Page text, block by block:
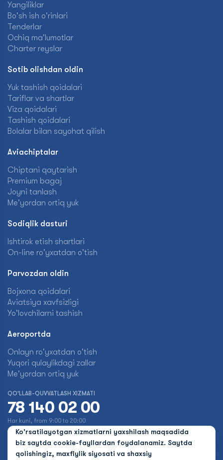
Ko'rsatilayotgan xizmatlarni yaxshilash maqsadida
biz saytda cookie-fayllardan foydalanamiz. Saytda
qolishingiz, maxfiylik siyosati va shaxsiy
Yangiliklar
Bo'sh ish o'rinlari
Tenderlar
Ochiq ma'lumotlar
Charter reyslar
Sotib olishdan oldin
Yuk tashish qoidalari
Tariflar va shartlar
Viza qoidalari
Tashish qoidalari
Bolalar bilan sayohat qilish
Aviachiptalar
Chiptani qaytarish
Premium bagaj
Joyni tanlash
Me'yordan ortiq yuk
Sodiqlik dasturi
Ishtirok etish shartlari
On-line ro'yxatdan o'tish
Parvozdan oldin
Bojxona qoidalari
Aviatsiya xavfsizligi
Yo'lovchilarni tashish
Aeroportda
Onlayn ro'yxatdan o'tish
Yuqori qulaylikdagi zallar
Me'yordan ortiq yuk
QO'LLAB-QUVVATLASH XIZMATI
78 140 02 00
Har kuni, from 9:00 to 20:00